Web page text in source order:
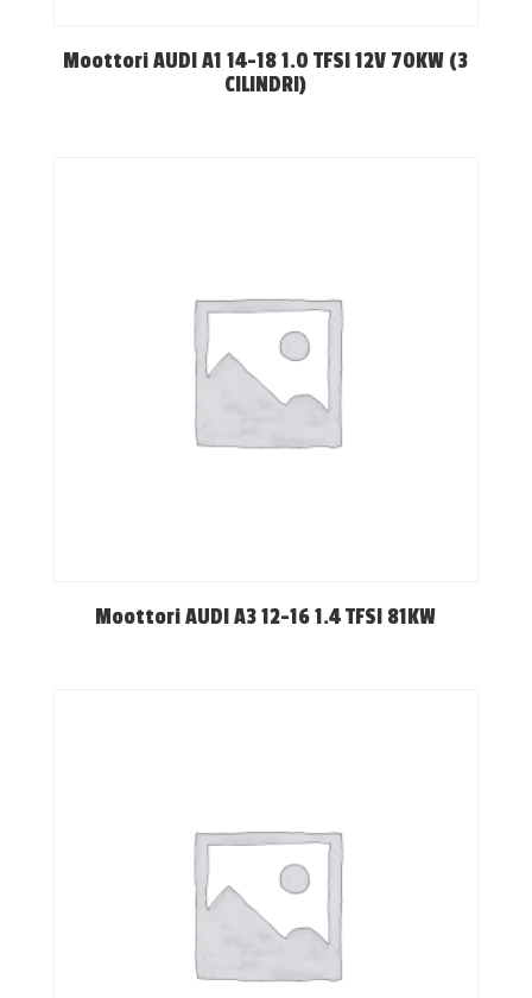
Moottori AUDI A1 14-18 1.0 TFSI 12V 70KW (3
CILINDRI)
Moottori AUDI A3 12-16 1.4 TFSI 81KW